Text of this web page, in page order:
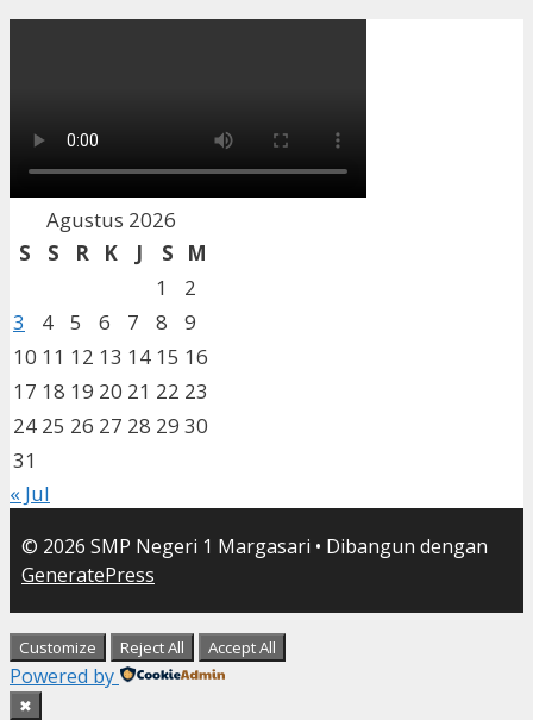
Agustus 2026
S
S R K J S
M
1
2
3
4 5 6 7 8
9
10 11 12 13 14 15 16
17 18 19 20 21 22 23
24 25 26 27 28 29 30
31
« Jul
© 2026 SMP Negeri 1 Margasari • Dibangun dengan
GeneratePress
Customize Reject All Accept All
Powered by
✖